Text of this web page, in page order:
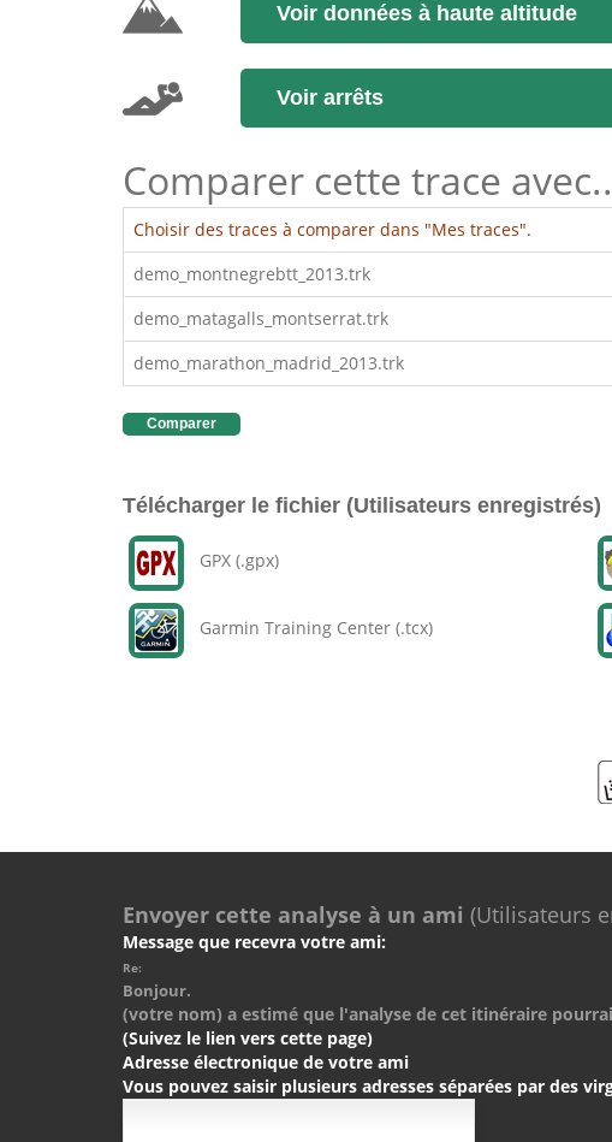
Voir données à haute altitude
Voir arrêts
Comparer cette trace
Choisir des traces à comparer dans "Mes traces".
demo_montnegrebtt_2013.trk
demo_matagalls_montserrat.trk
demo_marathon_madrid_2013.trk
Comparer
Télécharger le fichier (Utilisateurs enregistrés)
GPX (.gpx)
Garmin Training Center (.tcx)
Envoyer cette analyse à un ami (Utilisateurs
Message que recevra votre ami:
Re:
Bonjour.
(votre nom) a estimé que l'analyse de cet itinéraire
(Suivez le lien vers cette page)
Adresse électronique de votre ami
Vous pouvez saisir plusieurs adresses séparées par des